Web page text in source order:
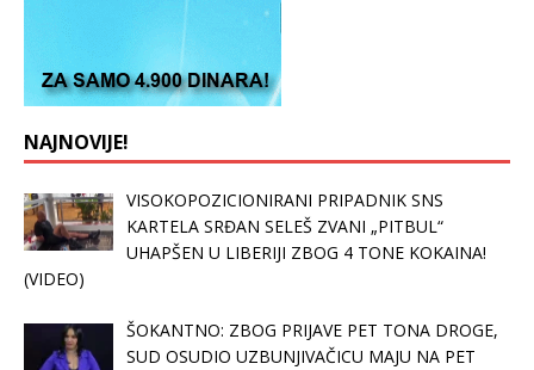
NAJNOVIJE!
VISOKOPOZICIONIRANI PRIPADNIK SNS
KARTELA SRĐAN SELEŠ ZVANI „PITBUL“
UHAPŠEN U LIBERIJI ZBOG 4 TONE KOKAINA!
(VIDEO)
ŠOKANTNO: ZBOG PRIJAVE PET TONA DROGE,
SUD OSUDIO UZBUNJIVAČICU MAJU NA PET